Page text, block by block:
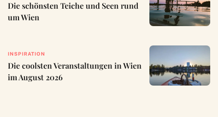
Die schönsten Teiche und Seen rund
um Wien
INSPIRATION
Die coolsten Veranstaltungen in Wien
im August 2026